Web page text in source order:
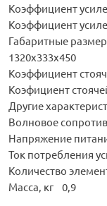
Коэффициент
Коэффициент
Габаритные
1320х333х450
Коэффициент
Коэфициент
Другие
Волновое
Напряжение
Ток потребления
Количество
Масса, кг 0,9